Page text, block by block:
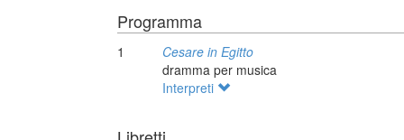
Programma
1
Cesare in Egitto
dramma per musica
Interpreti